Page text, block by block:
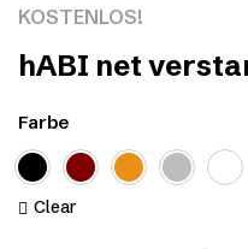
KOSTENLOS!
hABI net
Farbe
Clear